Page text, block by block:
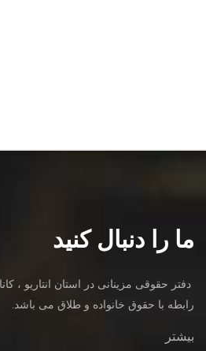
ما را دنبال کنید
دفتر حقوقی مزینانی در استان انتاریو ،
رابطه با حقوق خانواده و طلاق می باشد.
بیشتر